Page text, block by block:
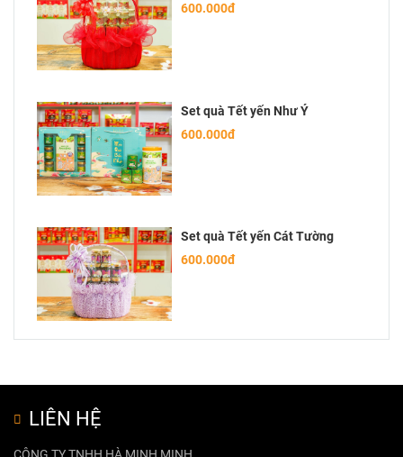
600.000đ
Set quà Tết yến Như Ý
600.000đ
Set quà Tết yến Cát Tường
600.000đ
LIÊN HỆ